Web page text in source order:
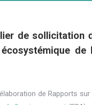
de sollicitation
de Rapports sur